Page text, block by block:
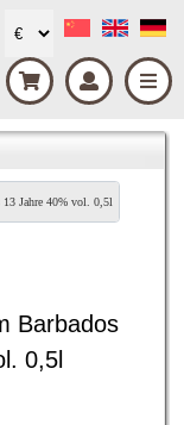
Jahre 40% vol. 0,5l
Barbados
0,5l